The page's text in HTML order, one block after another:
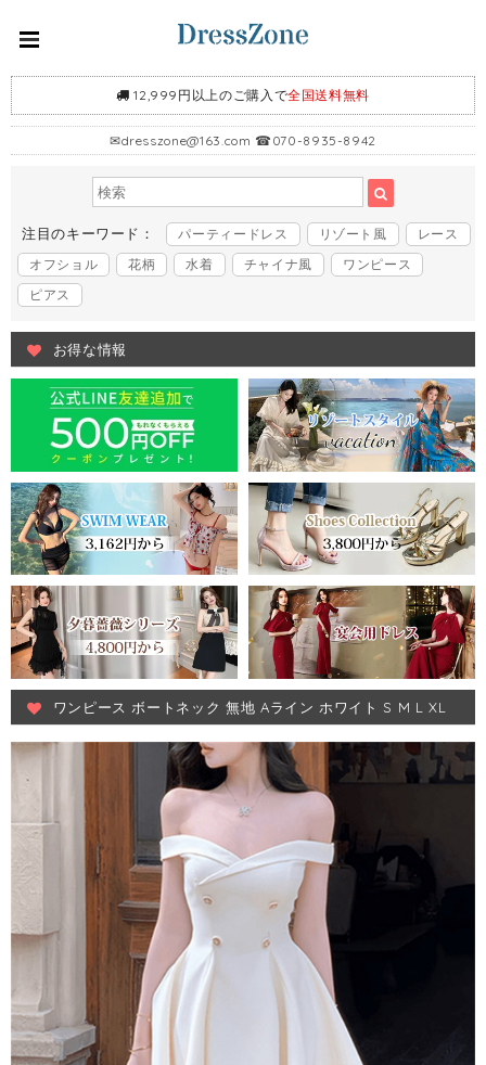
12,999円以上のご購入で全国送料無料
✉dresszone@163.com ☎070-8935-8942
注目のキーワード： パーティードレス リゾート風
レース
オフショル
花柄 水着 チャイナ風
ワンピース
ピアス
お得な情報
ワンピース ボートネック 無地 Aライン ホワイト S M L XL